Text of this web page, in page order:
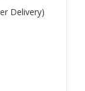
Delivery)